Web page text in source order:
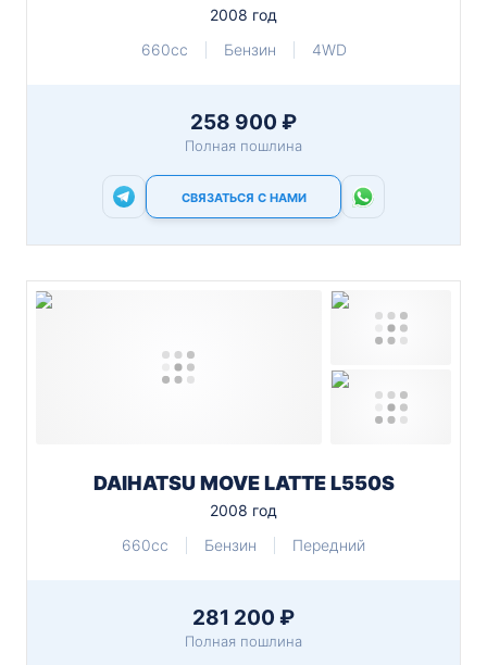
2008 год
660cc
Бензин 4WD
258 900 ₽
Полная пошлина
СВЯЗАТЬСЯ С НАМИ
DAIHATSU MOVE LATTE L550S
2008 год
660cc
Бензин Передний
281 200 ₽
Полная пошлина